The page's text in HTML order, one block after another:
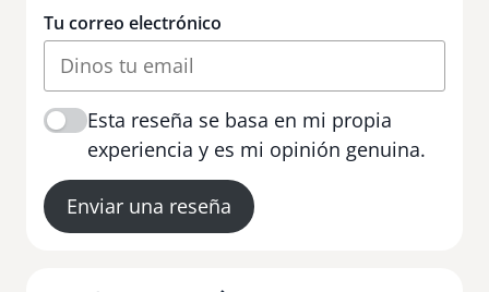
Tu correo electrónico
Esta reseña se basa en mi propia
experiencia y es mi opinión genuina.
Enviar una reseña